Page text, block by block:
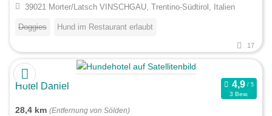
39021 Morter/Latsch VINSCHGAU, Trentino-Südtirol, Italien
Doggies Hund im Restaurant erlaubt
17
Hotel Daniel
3 Bew.
28,4 km (Entfernung von Sölden)